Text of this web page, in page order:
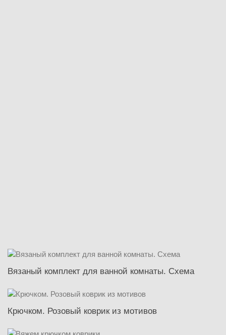
Вязаный комплект для ванной комнаты. Схема
Крючком. Розовый коврик из мотивов